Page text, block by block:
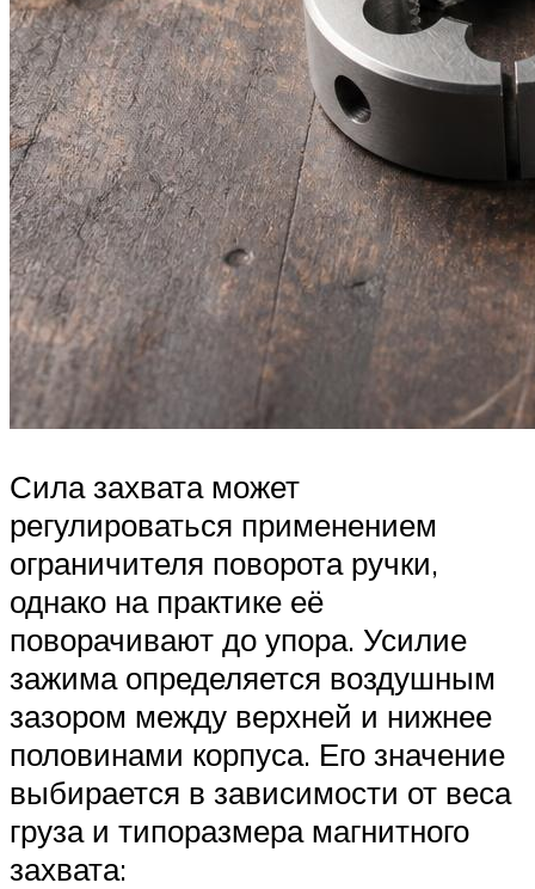
Сила захвата может
регулироваться применением
ограничителя поворота ручки,
однако на практике её
поворачивают до упора. Усилие
зажима определяется воздушным
зазором между верхней и нижнее
половинами корпуса. Его значение
выбирается в зависимости от веса
груза и типоразмера магнитного
захвата: